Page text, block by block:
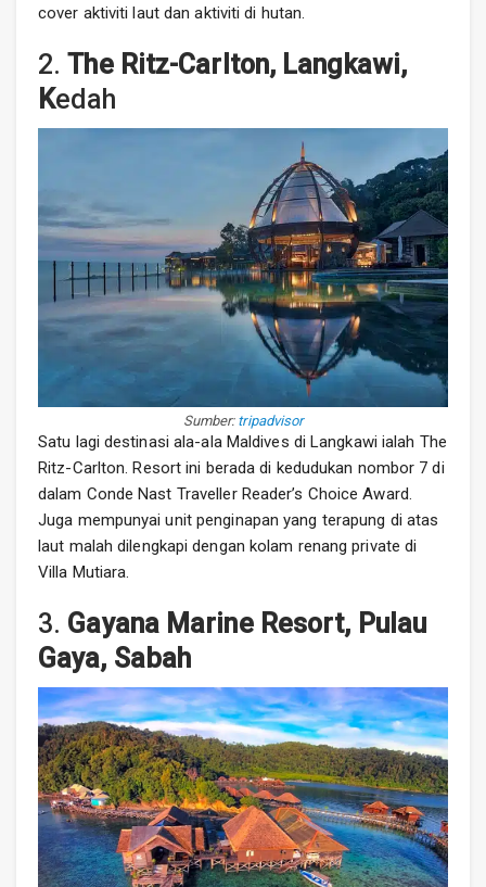
cover aktiviti laut dan aktiviti di hutan.
2.The Ritz-Carlton, Langkawi,
Kedah
Sumber:tripadvisor
Satu lagi destinasi ala-ala Maldives di Langkawi ialah The
Ritz-Carlton. Resort ini berada di kedudukan nombor 7 di
dalam Conde Nast Traveller Reader’s Choice Award.
Juga mempunyai unit penginapan yang terapung di atas
laut malah dilengkapi dengan kolam renang private di
Villa Mutiara.
3. Gayana Marine Resort, Pulau
Gaya, Sabah